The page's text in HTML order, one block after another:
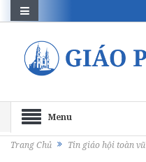
Menu
Trang Chủ Tin giáo hội toàn vũ